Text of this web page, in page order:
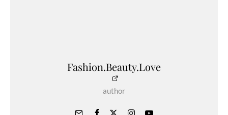
Fashion.Beauty.Love
author